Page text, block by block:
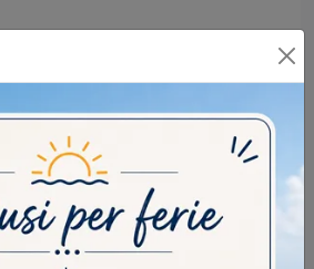
sullaPrivacy Policy
in lettere